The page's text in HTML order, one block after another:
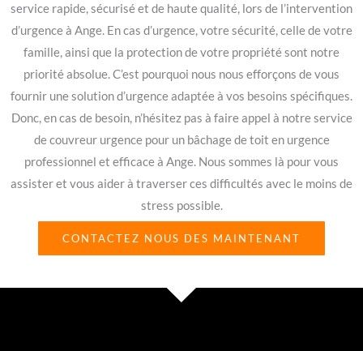
service rapide, sécurisé et de haute qualité, lors de l’intervention
d’urgence à Ange. En cas d’urgence, votre sécurité, celle de votre
famille, ainsi que la protection de votre propriété sont notre
priorité absolue. C’est pourquoi nous nous efforçons de vous
fournir une solution d’urgence adaptée à vos besoins spécifiques.
Donc, en cas de besoin, n’hésitez pas à faire appel à notre service
de couvreur urgence pour un bâchage de toit en urgence
professionnel et efficace à Ange. Nous sommes là pour vous
assister et vous aider à traverser ces difficultés avec le moins de
stress possible.
CONTACTEZ NOUS DES MAINTENANT